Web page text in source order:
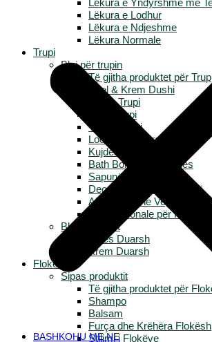
Lëkura e Yndyrshme me
Lëkura e Lodhur
Lëkura e Ndjeshme
Lëkura Normale
Trupi
Blej për trupin
Të gjitha produktet për Trup
Xhel & Krem Dushi
Scrub Trupi
Gjalp Trupi
Yogurt Trupi
Locione & Hidratues
Kujdesi i Këmbëve
Bath Bombs & Bubbles
Sapunë
Deodorante & Anti-Djersë
Aksesorë dhe Vegla
Linja Sezonale për
Blej për duart
Larës Duarsh
Krem Duarsh
Flokët
Sipas produktit
Të gjitha produktet për
Shampo
Balsam
Furça dhe Krëhëra Flokësh
Stilimi i Flokëve
BASHKOHU ME NE